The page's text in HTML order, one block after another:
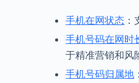
手机在网状态
手机号码在网时
于精准营销和风
手机号码归属地